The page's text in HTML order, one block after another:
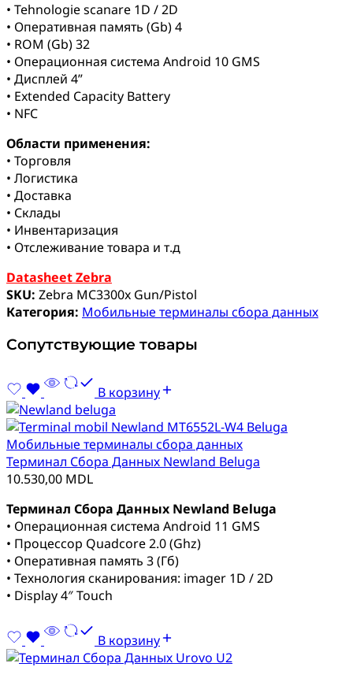
• Tehnologie scanare 1D / 2D
• Оперативная память (Gb) 4
• ROM (Gb) 32
• Операционная система Android 10 GMS
• Дисплей 4”
• Extended Capacity Battery
• NFC
Области применения:
• Торговля
• Логистика
• Доставка
• Склады
• Инвентаризация
• Отслеживание товара и т.д
Datasheet Zebra
SKU: Zebra MC3300x Gun/Pistol
Категория: Мобильные терминалы сбора данных
Сопутствующие товары
В корзину
Мобильные терминалы сбора данных
Терминал Сбора Данных Newland Beluga
10.530,00 MDL
Терминал Сбора Данных Newland Beluga
• Операционная система Android 11 GMS
• Процессор Quadcore 2.0 (Ghz)
• Оперативная память 3 (Гб)
• Технология сканирования: imager 1D / 2D
• Display 4″ Touch
В корзину